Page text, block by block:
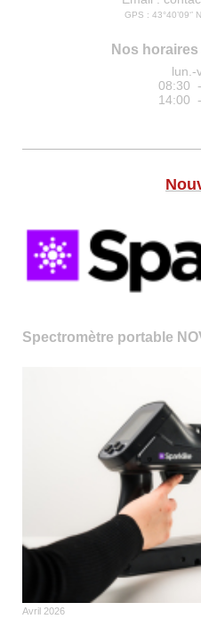
GPS : 43°40’09‘’
Nos
lun.-
08:30
14:00
Spectromètre portable
Avril 2026